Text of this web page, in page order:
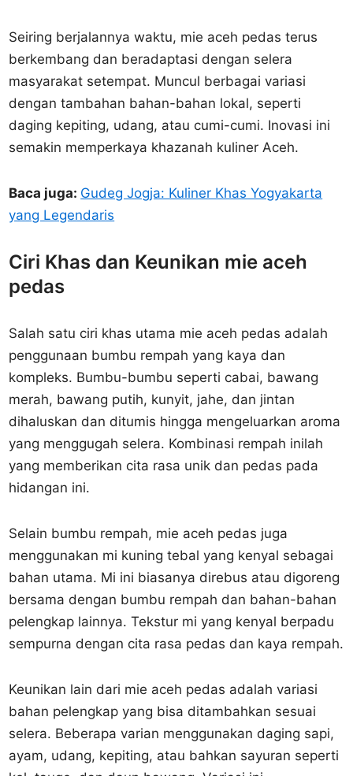
Seiring berjalannya waktu, mie aceh pedas terus
berkembang dan beradaptasi dengan selera
masyarakat setempat. Muncul berbagai variasi
dengan tambahan bahan-bahan lokal, seperti
daging kepiting, udang, atau cumi-cumi. Inovasi ini
semakin memperkaya khazanah kuliner Aceh.
Baca juga: Gudeg Jogja: Kuliner Khas Yogyakarta
yang Legendaris
Ciri Khas dan Keunikan mie aceh
pedas
Salah satu ciri khas utama mie aceh pedas adalah
penggunaan bumbu rempah yang kaya dan
kompleks. Bumbu-bumbu seperti cabai, bawang
merah, bawang putih, kunyit, jahe, dan jintan
dihaluskan dan ditumis hingga mengeluarkan aroma
yang menggugah selera. Kombinasi rempah inilah
yang memberikan cita rasa unik dan pedas pada
hidangan ini.
Selain bumbu rempah, mie aceh pedas juga
menggunakan mi kuning tebal yang kenyal sebagai
bahan utama. Mi ini biasanya direbus atau digoreng
bersama dengan bumbu rempah dan bahan-bahan
pelengkap lainnya. Tekstur mi yang kenyal berpadu
sempurna dengan cita rasa pedas dan kaya rempah.
Keunikan lain dari mie aceh pedas adalah variasi
bahan pelengkap yang bisa ditambahkan sesuai
selera. Beberapa varian menggunakan daging sapi,
ayam, udang, kepiting, atau bahkan sayuran seperti